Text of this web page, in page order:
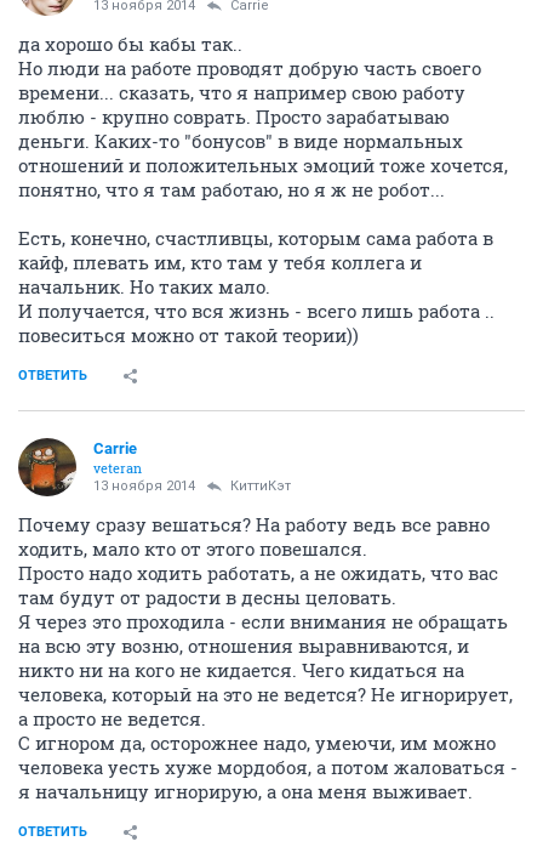
13 ноября 2014 Carrie
да хорошо бы кабы так..
Но люди на работе проводят добрую часть своего
времени... сказать, что я например свою работу
люблю - крупно соврать. Просто зарабатываю
деньги. Каких-то "бонусов" в виде нормальных
отношений и положительных эмоций тоже хочется,
понятно, что я там работаю, но я ж не робот...
Есть, конечно, счастливцы, которым сама работа в
кайф, плевать им, кто там у тебя коллега и
начальник. Но таких мало.
И получается, что вся жизнь - всего лишь работа ..
повеситься можно от такой теории))
ОТВЕТИТЬ
Carrie
veteran
13 ноября 2014 КиттиКэт
Почему сразу вешаться? На работу ведь все равно
ходить, мало кто от этого повешался.
Просто надо ходить работать, а не ожидать, что вас
там будут от радости в десны целовать.
Я через это проходила - если внимания не обращать
на всю эту возню, отношения выравниваются, и
никто ни на кого не кидается. Чего кидаться на
человека, который на это не ведется? Не игнорирует,
а просто не ведется.
С игнором да, осторожнее надо, умеючи, им можно
человека уесть хуже мордобоя, а потом жаловаться -
я начальницу игнорирую, а она меня выживает.
ОТВЕТИТЬ